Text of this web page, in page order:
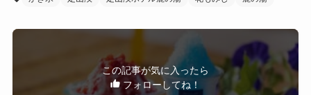
この記事が気に入ったら
フォローしてね！